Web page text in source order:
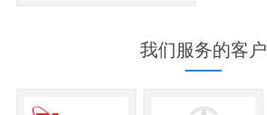
我们服务的客户